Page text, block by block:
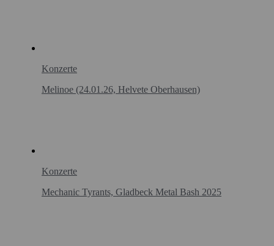
Konzerte
Melinoe (24.01.26, Helvete Oberhausen)
Konzerte
Mechanic Tyrants, Gladbeck Metal Bash 2025